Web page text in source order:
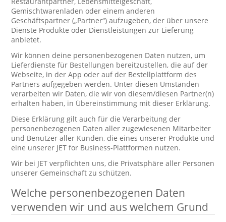
Gemischtwarenladen oder einem anderen
Geschäftspartner („Partner“) aufzugeben, der über unsere
Dienste Produkte oder Dienstleistungen zur Lieferung
anbietet.
Wir können deine personenbezogenen Daten nutzen, um
Lieferdienste für Bestellungen bereitzustellen, die auf der
Webseite, in der App oder auf der Bestellplattform des
Partners aufgegeben werden. Unter diesen Umständen
verarbeiten wir Daten, die wir von diesem/diesen Partner(n)
erhalten haben, in Übereinstimmung mit dieser Erklärung.
Diese Erklärung gilt auch für die Verarbeitung der
personenbezogenen Daten aller zugewiesenen Mitarbeiter
und Benutzer aller Kunden, die eines unserer Produkte und
eine unserer JET for Business-Plattformen nutzen.
Wir bei JET verpflichten uns, die Privatsphäre aller Personen
unserer Gemeinschaft zu schützen.
Welche personenbezogenen Daten
verwenden wir und aus welchem Grund